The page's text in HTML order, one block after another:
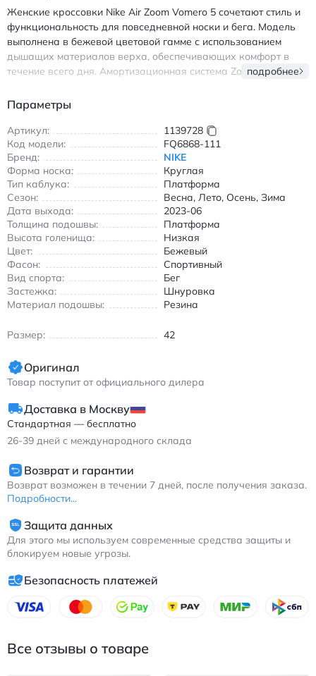
Женские кроссовки Nike Air Zoom Vomero 5 сочетают стиль и
функциональность для повседневной носки и бега. Модель
выполнена в бежевой цветовой гамме с использованием
дышащих материалов верха, обеспечивающих комфорт в
течение всего дня. Амортизационная система Zoom Air в
легким и устойчивым. Универсальный дизайн подходит для
Круглый носок и шнуровка обеспечивают надежную
фиксацию стопы, а резиновая подошва гарантирует отличное
сцепление с любой поверхностью. Кроссовки подходят для
всех сезонов благодаря сбалансированной вентиляции и
прочной конструкции. Идеальный выбор для тех, кто ценит
сочетание спортивных технологий и повседневного стиля.
Найк Эйр Зум Вомеро 5 женские кроссовки с амортизацией
бежевого цвета для бега и повседневной носки
подробнее
Параметры
Артикул:
1139728
Код модели:
FQ6868-111
Бренд:
NIKE
Форма носка:
Круглая
Тип каблука:
Платформа
Сезон:
Весна, Лето, Осень, Зима
Дата выхода:
2023-06
Толщина подошвы:
Платформа
Высота голенища:
Низкая
Цвет:
Бежевый
Фасон:
Спортивный
Вид спорта:
Бег
Застежка:
Шнуровка
Материал подошвы:
Резина
Размер: 42
Оригинал
Товар поступит от официального дилера
Доставка в Москву
Стандартная — бесплатно
26-39 дней с международного склада
Возврат и гарантии
Возврат возможен в течении 7 дней, после получения заказа.
Подробности...
Защита данных
Для этого мы используем современные средства защиты и
блокируем новые угрозы.
Безопасность платежей
Все отзывы о товаре